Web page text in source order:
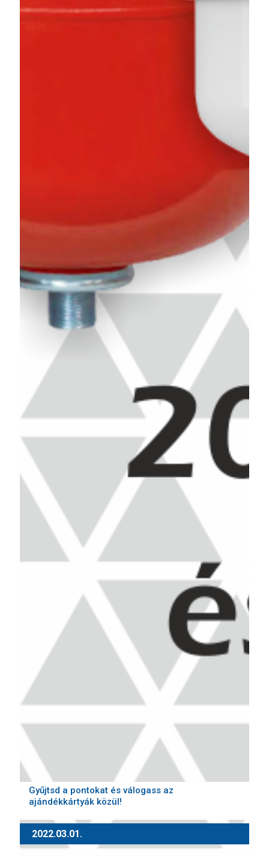
Gyűjtsd a pontokat és válogass az
ajándékkártyák közül!
2022.03.01.